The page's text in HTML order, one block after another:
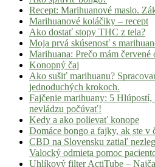
Recept: Marihuanové maslo.
Marihuanové koláčiky – recept
Ako dostať stopy THC z tela?
Moja prvá skúsenosť s
Marihuana: Prečo mám červené
Konopný čaj
Ako sušiť marihuanu?
jednoduchých krokoch.
Fajčenie marihuany: 5
nevládzu počúvať!
Kedy a ako polievať konope
Domáce bongo a fajky, ak ste v
CBD na Slovensku zatiaľ
Valocký odmieta pomoc
Uhlíkový filter ActiTube –